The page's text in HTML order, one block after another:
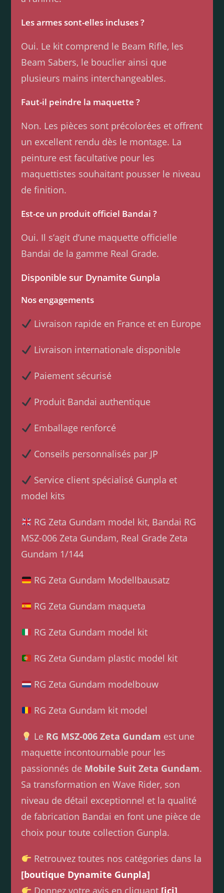
Les armes sont-elles incluses ?
Oui. Le kit comprend le Beam Rifle, les
Beam Sabers, le bouclier ainsi que
plusieurs mains interchangeables.
Faut-il peindre la maquette ?
Non. Les pièces sont précolorées et offrent
un excellent rendu dès le montage. La
peinture est facultative pour les
maquettistes souhaitant pousser le niveau
de finition.
Est-ce un produit officiel Bandai ?
Oui. Il s’agit d’une maquette officielle
Bandai de la gamme Real Grade.
Disponible sur Dynamite Gunpla
Nos engagements
Livraison rapide en France et en Europe
Livraison internationale disponible
Paiement sécurisé
Produit Bandai authentique
Emballage renforcé
Conseils personnalisés par JP
Service client spécialisé Gunpla et
model kits
RG Zeta Gundam model kit, Bandai RG
MSZ-006 Zeta Gundam, Real Grade Zeta
Gundam 1/144
RG Zeta Gundam Modellbausatz
RG Zeta Gundam maqueta
RG Zeta Gundam model kit
RG Zeta Gundam plastic model kit
RG Zeta Gundam modelbouw
RG Zeta Gundam kit model
Le RG MSZ-006 Zeta Gundam est une
maquette incontournable pour les
passionnés de Mobile Suit Zeta Gundam.
Sa transformation en Wave Rider, son
niveau de détail exceptionnel et la qualité
de fabrication Bandai en font une pièce de
choix pour toute collection Gunpla.
Retrouvez toutes nos catégories dans la
[boutique Dynamite Gunpla]
Donnez votre avis en cliquant [ici]